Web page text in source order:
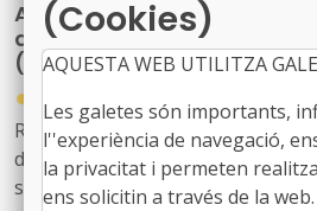
Actualització de tipus i
de comunitats autònomes
(març 2026)
●
10/03/2026
Resolució de 6 de març de 2026,
del Tresor i Finançament
s'actualitza l'Annex 1 inclòs en la
(Cookies)
AQUESTA WEB UTILITZA
Les galetes són importants,
l''experiència de navegació,
la privacitat i permeten
ens solicitin a través de la web.